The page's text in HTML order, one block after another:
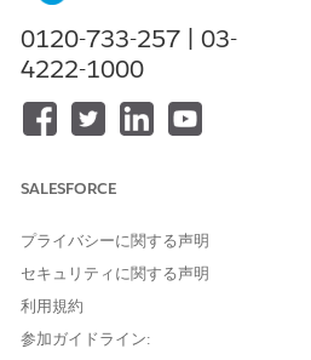
必要なユーザー権限
照してください。
アクションの詳細
参照アクション種別
0120-733-257 | 03-
4222-1000
SALESFORCE
プライバシーに関する声明
セキュリティに関する声明
利用規約
参加ガイドライン: